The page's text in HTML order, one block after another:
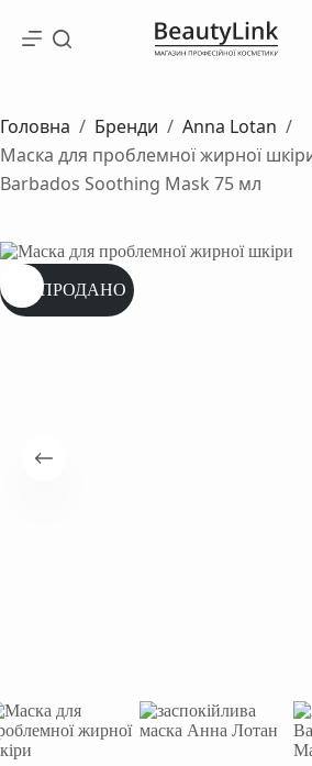
вмісту
Головна / Бренди / Anna Lotan /
Маска для проблемної жирної
Barbados Soothing Mask 75 мл
РОЗПРОДАНО